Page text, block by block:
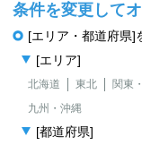
条件を変更して
[エリア・都道府県]
[エリア]
北海道 東北 関東
九州・沖縄
[都道府県]